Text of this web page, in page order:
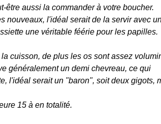
être aussi la commander à votre boucher.
nouveaux, l'idéal serait de la servir avec
une véritable féérie pour les papilles.
cuisson, de plus les os sont assez
généralement un demi chevreau, ce qui
l'idéal serait un "baron", soit deux gigots,
15 à en totalité.